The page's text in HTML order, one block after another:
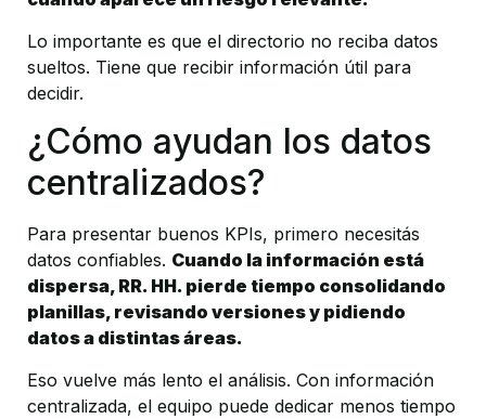
Lo importante es que el directorio no reciba datos
sueltos. Tiene que recibir información útil para
decidir.
¿Cómo ayudan los datos
centralizados?
Para presentar buenos KPIs, primero necesitás
datos confiables. Cuando la información está
dispersa, RR. HH. pierde tiempo consolidando
planillas, revisando versiones y pidiendo
datos a distintas áreas.
Eso vuelve más lento el análisis. Con información
centralizada, el equipo puede dedicar menos tiempo